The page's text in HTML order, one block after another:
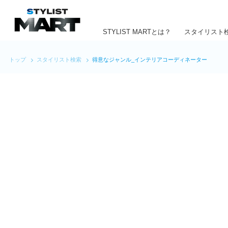
STYLIST MARTとは？ スタイリスト
トップ スタイリスト検索 得意なジャンル_インテリアコーディネーター